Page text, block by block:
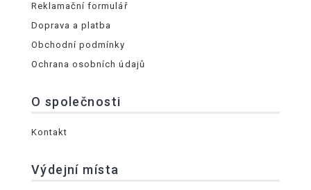
Reklamační formulář
Doprava a platba
Obchodní podmínky
Ochrana osobních údajů
O společnosti
Kontakt
Výdejní místa